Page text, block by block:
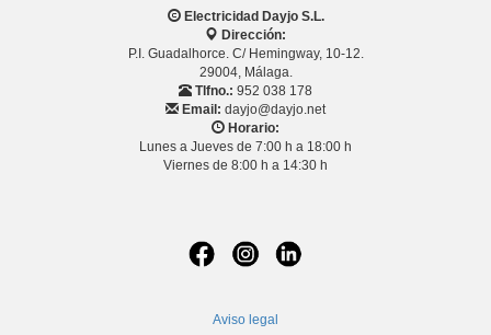
Electricidad Dayjo S.L.
Dirección:
P.I. Guadalhorce. C/ Hemingway, 10-12.
29004, Málaga.
Tlfno.: 952 038 178
Email: dayjo@dayjo.net
Horario:
Lunes a Jueves de 7:00 h a 18:00 h
Viernes de 8:00 h a 14:30 h
Aviso legal